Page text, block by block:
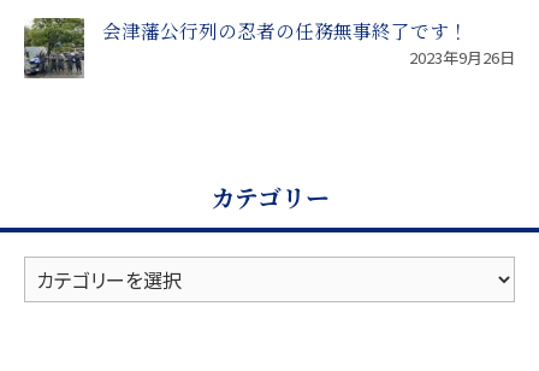
会津藩公行列の忍者の任務無事終了です！
2023年9月26日
カテゴリー
テ